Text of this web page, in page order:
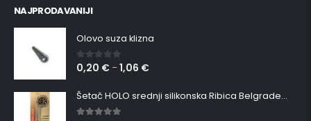
NAJPRODAVANIJI
Olovo suza klizna
0 out of 5
0,20 € –1,06 €
Šetač HOLO srednji silikonska Ribica Belgrade Walker